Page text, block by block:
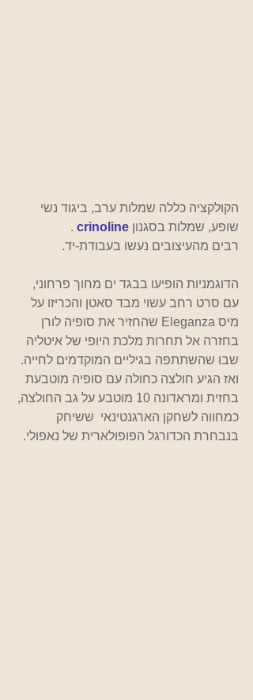
הקולקציה כללה שמלות ערב, ביגוד נשי
שופע, שמלות בסגנון crinoline
.
רבים מהעיצובים נעשו בעבודת-יד.
הדוגמניות הופיעו בבגד ים מחוך פרחוני,
עם סרט רחב עשוי מבד סאטן והכריזו על
מיס Eleganza שהחזיר את סופיה לורן
בחזרה אל תחרות מלכת היופי של איטליה
שבו שהשתתפה בגיליים המוקדמים לחייה.
ואז הגיע חולצה כחולה עם סופיה מוטבעת
בחזית ומראדונה 10 מוטבע על גב החולצה,
כמחווה לשחקן הארגנטינאי  ששיחק
בנבחרת הכדורגל הפופולארית של נאפולי.